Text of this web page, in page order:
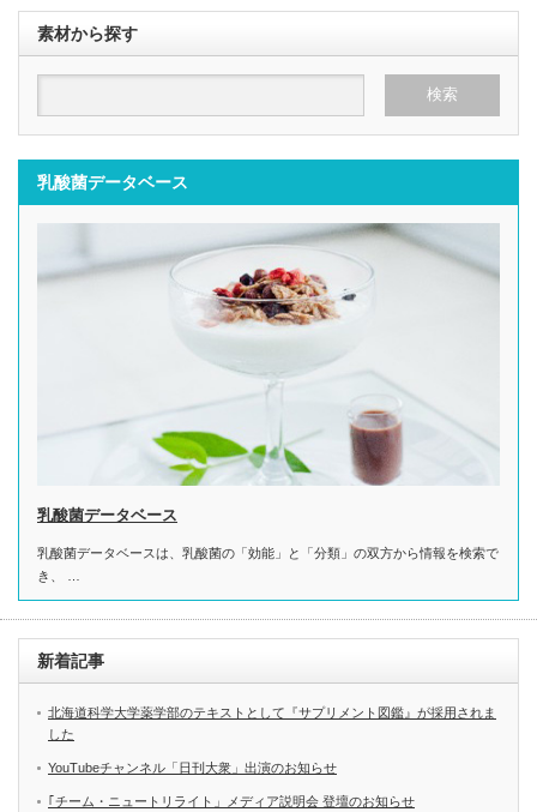
素材から探す
乳酸菌データベース
乳酸菌データベース
乳酸菌データベースは、乳酸菌の「効能」と「分類」の双方から情報を検索で
き、 …
新着記事
北海道科学大学薬学部のテキストとして『サプリメント図鑑』が採用されま
した
YouTubeチャンネル「日刊大衆」出演のお知らせ
｢チーム・ニュートリライト」メディア説明会 登壇のお知らせ